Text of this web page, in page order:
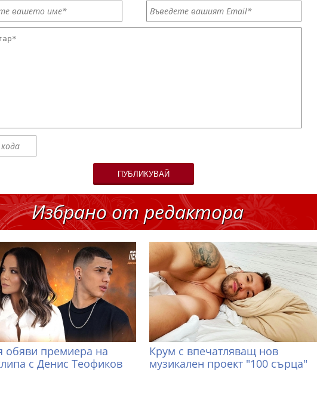
ПУБЛИКУВАЙ
Избрано от редактора
обяви премиера на
с Денис Теофиков
Крум с впечатляващ нов
музикален проект "100 сърца"